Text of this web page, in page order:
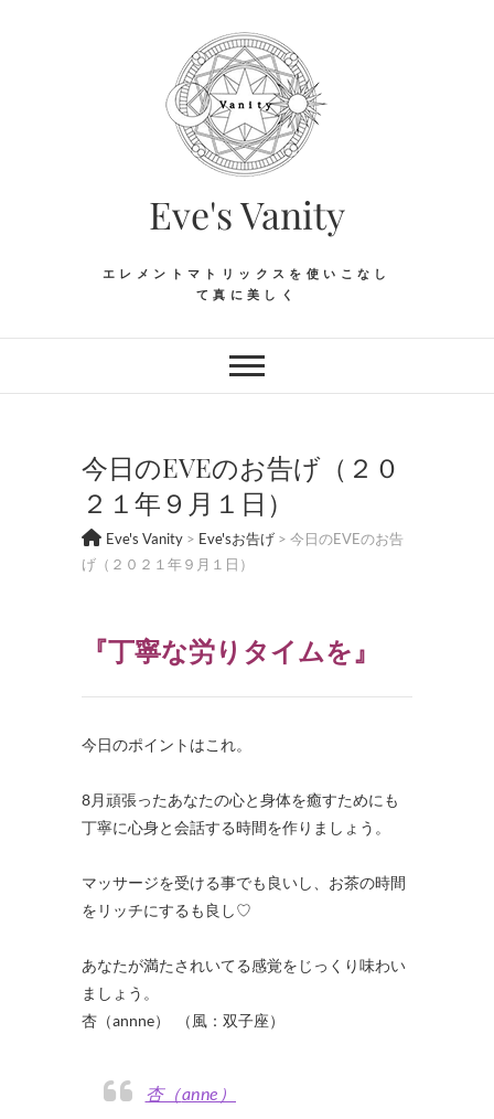
Eve's Vanity
エレメントマトリックスを使いこなし
て真に美しく
今日のEVEのお告げ（２０
２１年９月１日）
Eve's Vanity > Eve'sお告げ > 今日のEVEのお告
げ（２０２１年９月１日）
『 丁寧な労りタイムを』
今日のポイントはこれ。
8月頑張ったあなたの心と身体を癒すためにも
丁寧に心身と会話する時間を作りましょう。
マッサージを受ける事でも良いし、お茶の時間
をリッチにするも良し♡
あなたが満たされいてる感覚をじっくり味わい
ましょう。
杏（annne） （風：双子座）
杏（anne）